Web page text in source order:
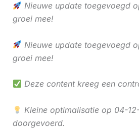
Nieuwe update toegevoegd
groei mee!
Nieuwe update toegevoegd
groei mee!
Deze content kreeg een
Kleine optimalisatie op 04-
doorgevoerd.